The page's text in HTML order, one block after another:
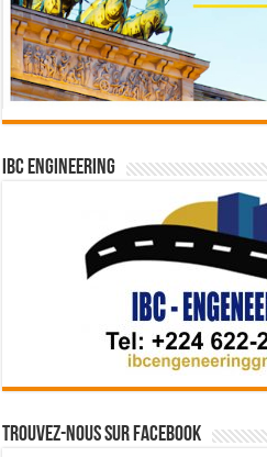
IBC Engineering
Trouvez-nous sur Facebook